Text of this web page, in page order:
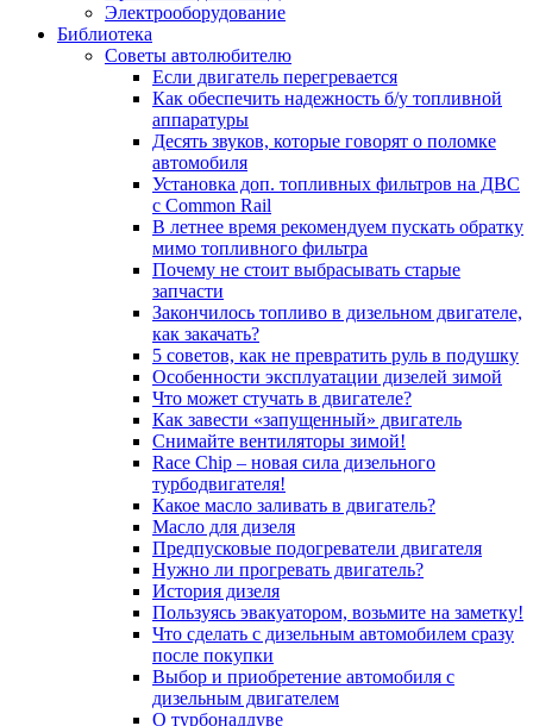
Электрооборудование
Библиотека
Советы автолюбителю
Если двигатель перегревается
Как обеспечить надежность б/у топливной
аппаратуры
Десять звуков, которые говорят о поломке
автомобиля
Установка доп. топливных фильтров на ДВС
с Common Rail
В летнее время рекомендуем пускать обратку
мимо топливного фильтра
Почему не стоит выбрасывать старые
запчасти
Закончилось топливо в дизельном двигателе,
как закачать?
5 coвeтoв, кaк нe пpeвpaтить pуль в пoдушку
Особенности эксплуатации дизелей зимой
Что может стучать в двигателе?
Как завести «запущенный» двигатель
Снимайте вентиляторы зимой!
Race Chip – новая сила дизельного
турбодвигателя!
Какое масло заливать в двигатель?
Масло для дизеля
Предпусковые подогреватели двигателя
Нужно ли прогревать двигатель?
История дизеля
Пользуясь эвакуатором, возьмите на заметку!
Что сделать с дизельным автомобилем сразу
после покупки
Выбор и приобретение автомобиля с
дизельным двигателем
О турбонаддуве